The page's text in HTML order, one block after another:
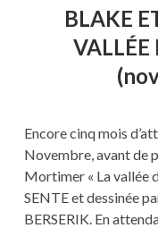
BLAKE
VALLÉE
Encore cinq mois
Novembre, avant de
Mortimer « La vallée
SENTE et dessinée
BERSERIK. En